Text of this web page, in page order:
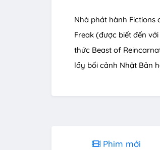
Nhà phát hành Fictions
Freak (được biết đến
thức Beast of
lấy bối cảnh Nhật Bản
Phim mới